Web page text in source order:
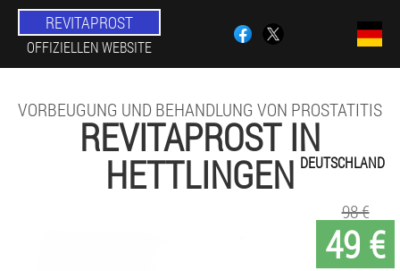
REVITAPROST
OFFIZIELLEN WEBSITE
VORBEUGUNG UND BEHANDLUNG VON PROSTATITIS
REVITAPROST IN
HETTLINGEN DEUTSCHLAND
49 €
98 €